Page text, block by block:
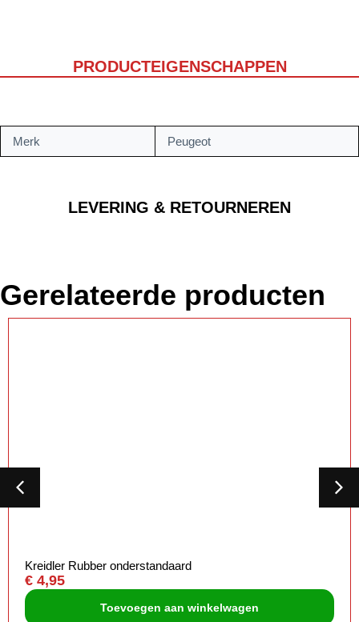
PRODUCTEIGENSCHAPPEN
LEVERING & RETOURNEREN
Merk Peugeot
Gerelateerde producten
Kreidler Rubber onderstandaard
€ 4,95
Toevoegen aan winkelwagen